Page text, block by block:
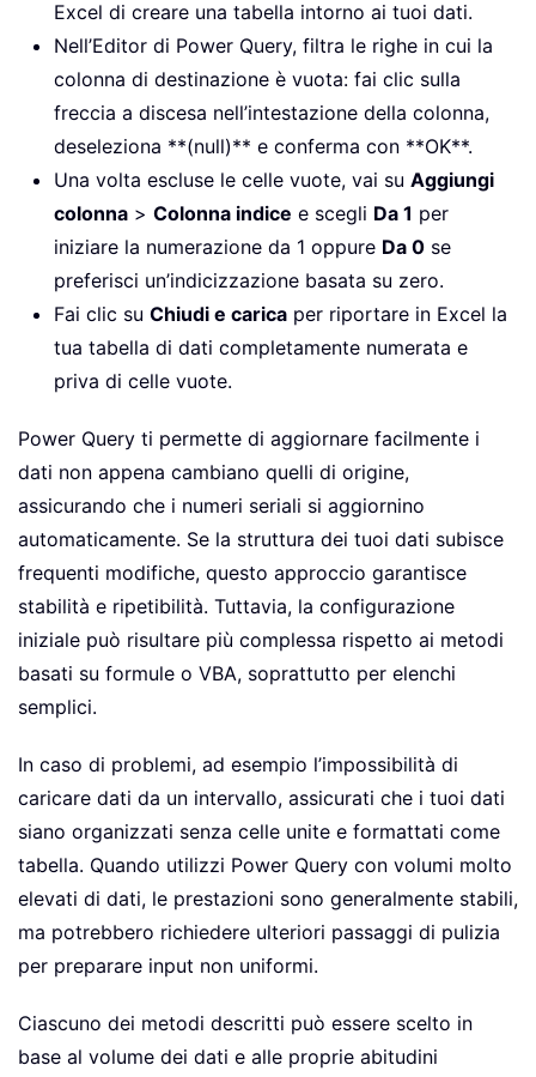
Excel di creare una tabella intorno ai tuoi dati.
Nell’Editor di Power Query, filtra le righe in cui la
colonna di destinazione è vuota: fai clic sulla
freccia a discesa nell’intestazione della colonna,
deseleziona **(null)** e conferma con **OK**.
Una volta escluse le celle vuote, vai su Aggiungi
colonna > Colonna indice e scegli Da 1 per
iniziare la numerazione da 1 oppure Da 0 se
preferisci un’indicizzazione basata su zero.
Fai clic su Chiudi e carica per riportare in Excel la
tua tabella di dati completamente numerata e
priva di celle vuote.
Power Query ti permette di aggiornare facilmente i
dati non appena cambiano quelli di origine,
assicurando che i numeri seriali si aggiornino
automaticamente. Se la struttura dei tuoi dati subisce
frequenti modifiche, questo approccio garantisce
stabilità e ripetibilità. Tuttavia, la configurazione
iniziale può risultare più complessa rispetto ai metodi
basati su formule o VBA, soprattutto per elenchi
semplici.
In caso di problemi, ad esempio l’impossibilità di
caricare dati da un intervallo, assicurati che i tuoi dati
siano organizzati senza celle unite e formattati come
tabella. Quando utilizzi Power Query con volumi molto
elevati di dati, le prestazioni sono generalmente stabili,
ma potrebbero richiedere ulteriori passaggi di pulizia
per preparare input non uniformi.
Ciascuno dei metodi descritti può essere scelto in
base al volume dei dati e alle proprie abitudini